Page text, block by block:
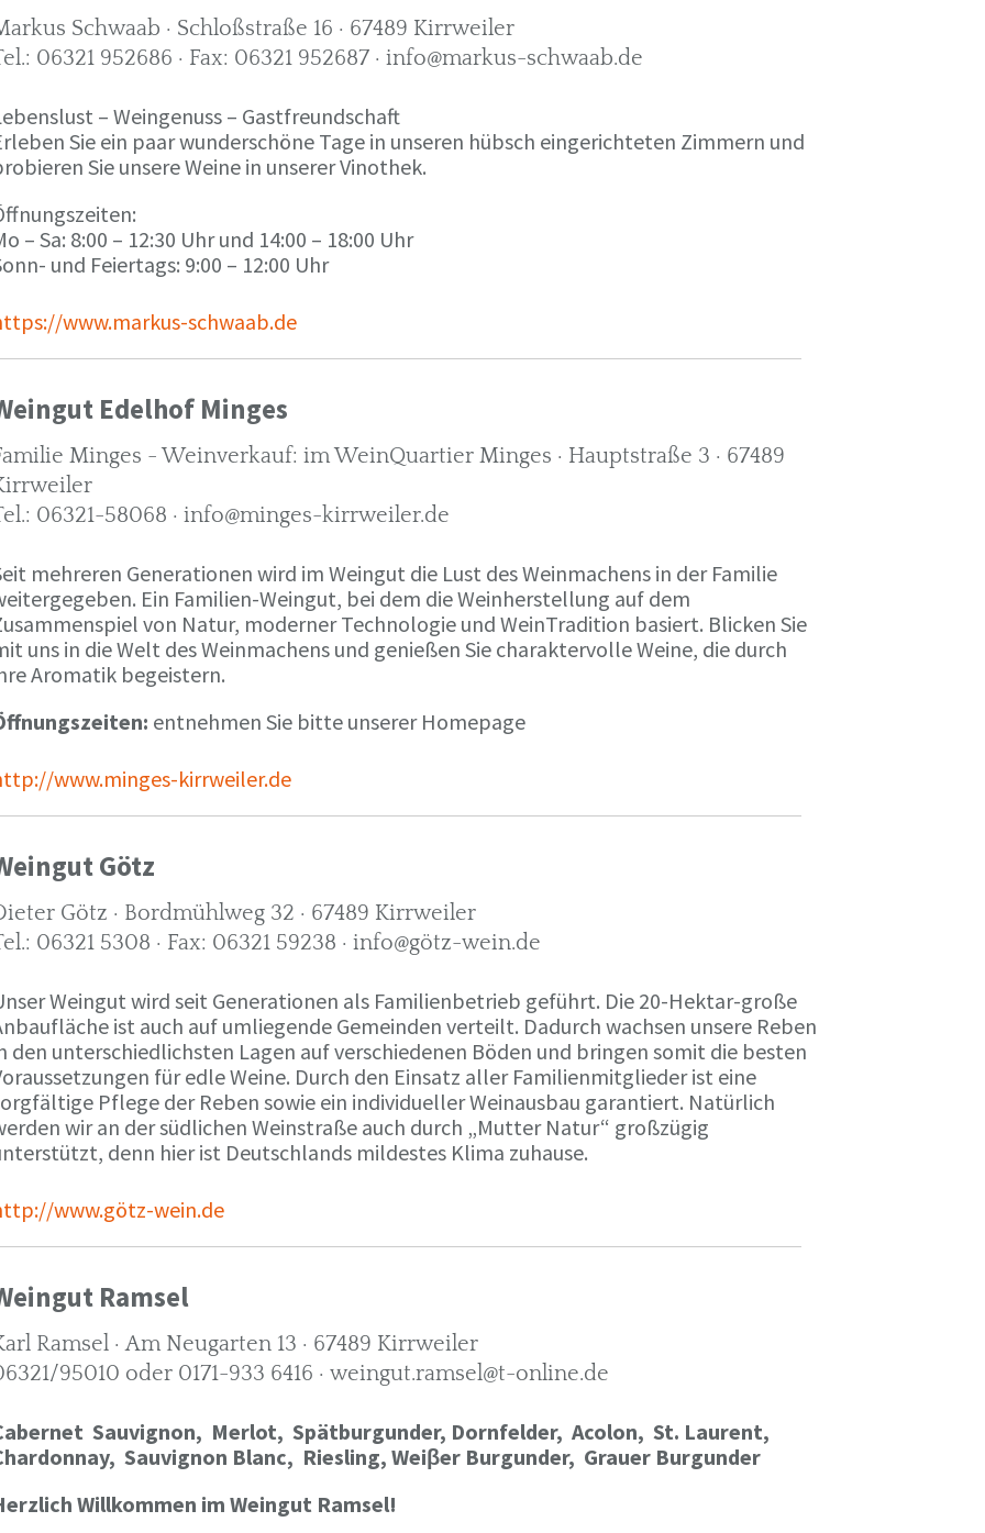
Schwaab · Schloßstraße 16 · 67489 Kirrweiler
06321 952686 · Fax: 06321 952687 · info@markus-schwaab.de
– Weingenuss – Gastfreundschaft
Sie ein paar wunderschöne Tage in unseren hübsch eingerichteten Zimmern und
Sie unsere Weine in unserer Vinothek.
– Sa: 8:00 – 12:30 Uhr und 14:00 – 18:00 Uhr
und Feiertags: 9:00 – 12:00 Uhr
www.markus-schwaab.de
Edelhof Minges
Minges - Weinverkauf: im WeinQuartier Minges · Hauptstraße 3 · 67489
06321-58068 · info@minges-kirrweiler.de
mehreren Generationen wird im Weingut die Lust des Weinmachens in der Familie
Ein Familien-Weingut, bei dem die Weinherstellung auf dem
von Natur, moderner Technologie und WeinTradition basiert. Blicken Sie
uns in die Welt des Weinmachens und genießen Sie charaktervolle Weine, die durch
Aromatik begeistern.
entnehmen Sie bitte unserer Homepage
www.minges-kirrweiler.de
Götz
Götz · Bordmühlweg 32 · 67489 Kirrweiler
06321 5308 · Fax: 06321 59238 · info@götz-wein.de
Weingut wird seit Generationen als Familienbetrieb geführt. Die 20-Hektar-große
ist auch auf umliegende Gemeinden verteilt. Dadurch wachsen unsere Reben
den unterschiedlichsten Lagen auf verschiedenen Böden und bringen somit die besten
für edle Weine. Durch den Einsatz aller Familienmitglieder ist eine
Pflege der Reben sowie ein individueller Weinausbau garantiert. Natürlich
wir an der südlichen Weinstraße auch durch „Mutter Natur“ großzügig
denn hier ist Deutschlands mildestes Klima zuhause.
www.götz-wein.de
Ramsel
Ramsel · Am Neugarten 13 · 67489 Kirrweiler
95010 oder 0171-933 6416 · weingut.ramsel@t-online.de
Sauvignon, Merlot, Spätburgunder, Dornfelder, Acolon, St. Laurent,
Sauvignon Blanc, Riesling, Weiβer Burgunder, Grauer Burgunder
Willkommen im Weingut Ramsel!